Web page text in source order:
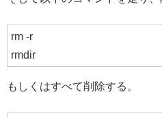
rm -r
rmdir
もしくはすべて削除する。